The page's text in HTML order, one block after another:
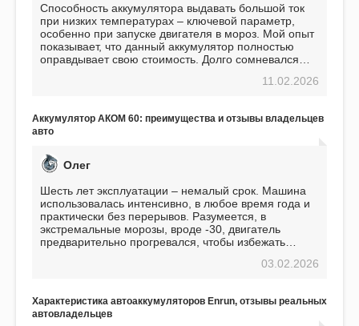
Способность аккумулятора выдавать большой ток
при низких температурах – ключевой параметр,
особенно при запуске двигателя в мороз. Мой опыт
показывает, что данный аккумулятор полностью
оправдывает свою стоимость. Долго сомневался
пожалел. Считаю, что это отличное вложение,11.02.2026
Аккумулятор АКОМ 60: преимущества и отзывы владельцев
авто
Олег
Шесть лет эксплуатации – немалый срок. Машина
использовалась интенсивно, в любое время года и
практически без перерывов. Разумеется, в
экстремальные морозы, вроде -30, двигатель
предварительно прогревался, чтобы избежать
использования не было ни единой поломки,
EFB 75. Судя по характеристикам, он даже
превосходит предыдущую модель.
03.02.2026
Характеристика автоаккумуляторов Enrun, отзывы реальных
автовладельцев